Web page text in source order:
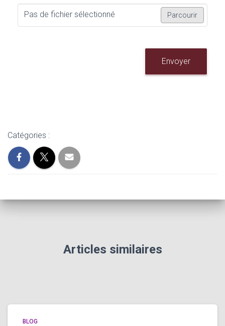
Pas de fichier sélectionné Parcourir
Envoyer
Catégories :
Articles similaires
BLOG